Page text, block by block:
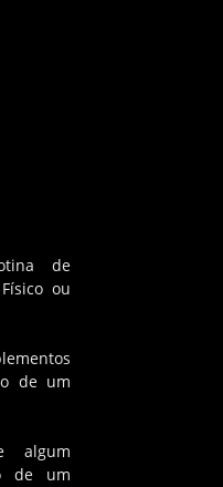
de
ou
de um
algum
de um